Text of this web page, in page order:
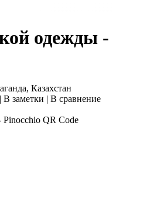
одежды -
Казахстан
| В заметки | В сравнение